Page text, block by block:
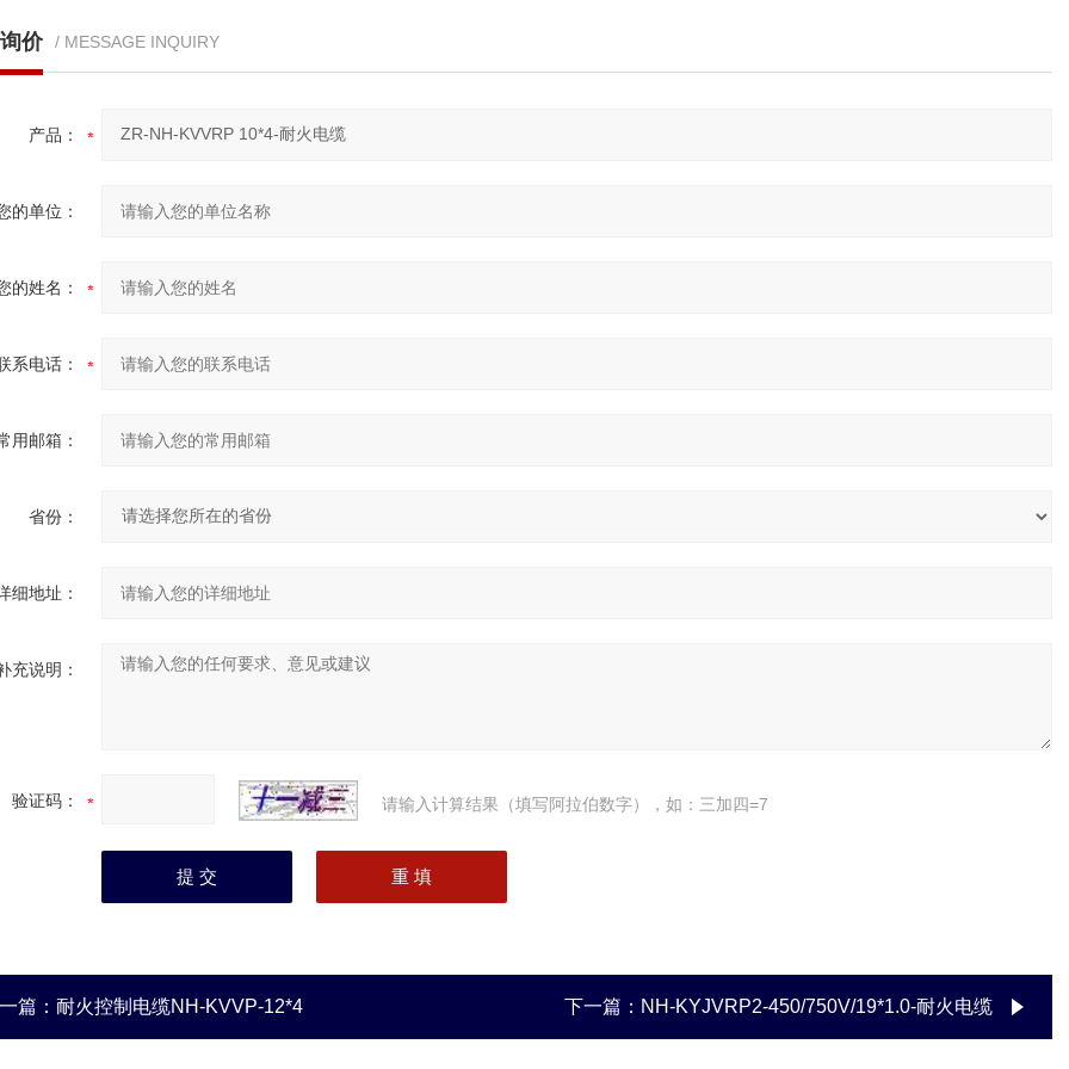
价 / MESSAGE INQUIRY
产品：
的单位：
的姓名：
系电话：
用邮箱：
省份：
细地址：
充说明：
验证码： 请输入计算结果（填写阿拉伯数字），如：三加四=7
篇： 耐火控制电缆NH-KVVP-12*4 下一篇： NH-KYJVRP2-450/750V/19*1.0-耐火电缆